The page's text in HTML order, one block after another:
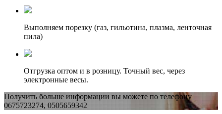
Выполняем порезку (газ, гильотина, плазма, ленточная
пила)
Отгрузка оптом и в розницу. Точный вес, через
электронные весы.
Получить больше информации вы можете по телефону
0675723274, 0505659342